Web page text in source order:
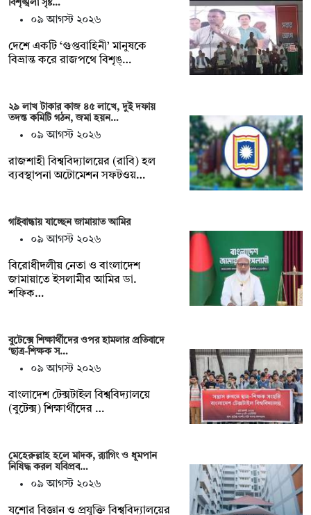
বিশৃঙ্খলা সৃষ্ট…
০৯ আগস্ট ২০২৬
দেশে একটি ‘গুপ্তবাহিনী’ মানুষকে
বিভ্রান্ত করে রাজপথে বিশৃঙ্…
২৯ লাখ টাকার কাজ ৪৫ লাখে, দুই দফায়
তদন্ত কমিটি গঠন, জমা হয়ন…
০৯ আগস্ট ২০২৬
রাজশাহী বিশ্ববিদ্যালয়ের (রাবি) হল
ব্যবস্থাপনা অটোমেশন সফটওয়…
গাইবান্ধায় যাচ্ছেন জামায়াত আমির
০৯ আগস্ট ২০২৬
বিরোধীদলীয় নেতা ও বাংলাদেশ
জামায়াতে ইসলামীর আমির ডা.
শফিক…
বুটেক্সে শিক্ষার্থীদের ওপর হামলার প্রতিবাদে
‘ছাত্র-শিক্ষক স…
০৯ আগস্ট ২০২৬
বাংলাদেশ টেক্সটাইল বিশ্ববিদ্যালয়ে
(বুটেক্স) শিক্ষার্থীদের …
মেহেরুল্লাহ হলে মাদক, র‍্যাগিং ও ধূমপান
নিষিদ্ধ করল যবিপ্রব…
০৯ আগস্ট ২০২৬
যশোর বিজ্ঞান ও প্রযুক্তি বিশ্ববিদ্যালয়ের